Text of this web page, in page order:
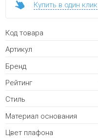
Купить в один клик
Код товара
Артикул
Бренд
Рейтинг
Стиль
Материал основания
Цвет плафона